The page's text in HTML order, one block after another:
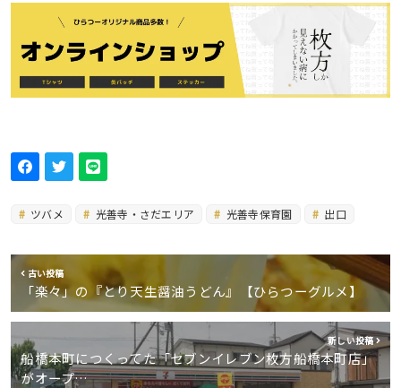
ツバメ 光善寺・さだエリア 光善寺保育園 出口
古い投稿
「楽々」の『とり天生醤油うどん』【ひらつーグルメ】
新しい投稿
船橋本町につくってた「セブンイレブン枚方船橋本町店」
がオープ…